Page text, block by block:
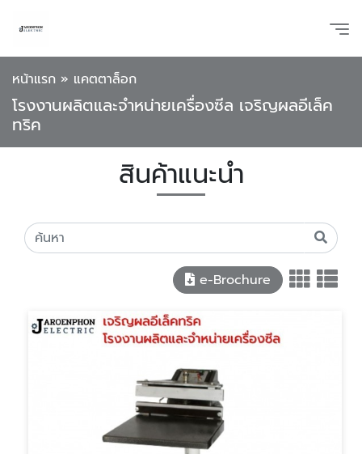
หน้าแรก » แคตตาล็อก
โรงงานผลิตและจำหน่ายเครื่องซีล เจริญผลอีเล็ค
ทริค
สินค้าแนะนำ
e-Brochure